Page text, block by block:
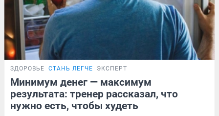
ЗДОРОВЬЕ СТАНЬ ЛЕГЧЕ ЭКСПЕРТ
Минимум денег — максимум
результата: тренер рассказал, что
нужно есть, чтобы худеть